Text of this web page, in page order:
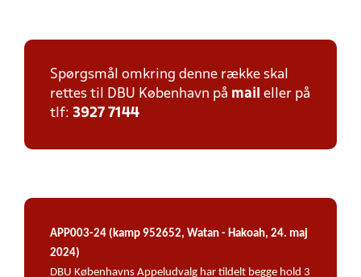
Spørgsmål omkring denne række skal
rettes til DBU København på mail eller på
tlf: 3927 7144
APP003-24 (kamp 952652, Watan - Hakoah, 24. maj
2024)
DBU Københavns Appeludvalg har tildelt begge hold 3